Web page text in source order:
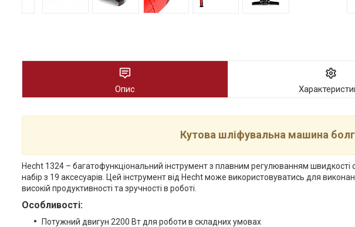
Опис
Кутова шліфувальна машина
Hecht 1324 – багатофункціональний інструмент з плавним регулюванням
набір з 19 аксесуарів. Цей інструмент від Hecht може використовуватись для
високій продуктивності та зручності в роботі.
Особливості:
Потужний двигун 2200 Вт для роботи в складних умовах